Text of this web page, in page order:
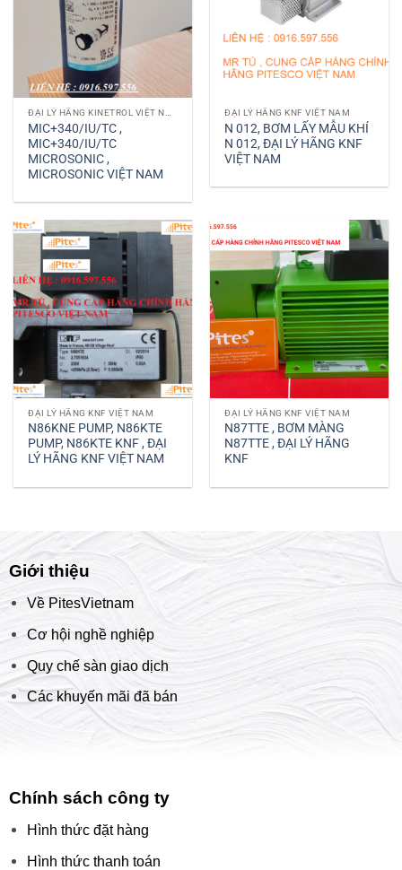
MIC+340/IU/TC ,
MIC+340/IU/TC
MICROSONIC ,
MICROSONIC VIỆT NAM
ĐẠI LÝ HÃNG KNF VIỆT NAM
N 012, BƠM LẤY MẪU KHÍ
N 012, ĐẠI LÝ HÃNG KNF
VIỆT NAM
ĐẠI LÝ HÃNG KNF VIỆT NAM
N86KNE PUMP, N86KTE
PUMP, N86KTE KNF , ĐẠI
LÝ HÃNG KNF VIỆT NAM
ĐẠI LÝ HÃNG KNF VIỆT NAM
N87TTE , BƠM MÀNG
N87TTE , ĐẠI LÝ HÃNG
KNF
Giới thiệu
Về PitesVietnam
Cơ hội nghề nghiệp
Quy chế sàn giao dịch
Các khuyến mãi đã bán
Chính sách công ty
Hình thức đặt hàng
Hình thức thanh toán